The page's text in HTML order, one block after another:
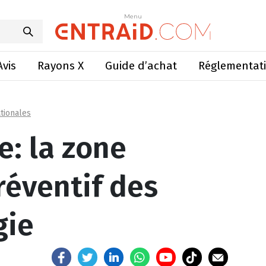
Menu
Rayons X Guide d’achat
Menu
préventif des canards élargie
la zone
des